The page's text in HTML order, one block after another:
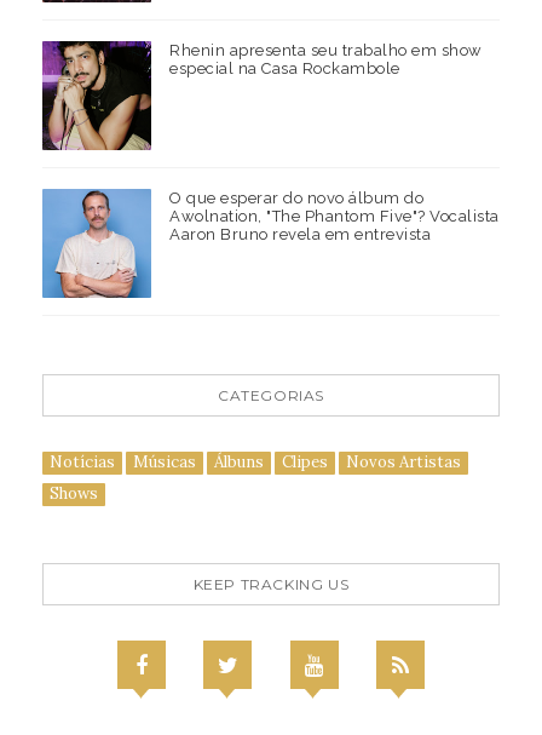
Rhenin apresenta seu trabalho em show
especial na Casa Rockambole
O que esperar do novo álbum do
Awolnation, "The Phantom Five"? Vocalista
Aaron Bruno revela em entrevista
CATEGORIAS
Notícias Músicas Álbuns Clipes
Novos Artistas
Shows
KEEP TRACKING US